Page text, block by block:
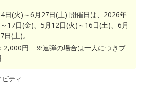
日(火)～6月27日(土) 開催日は、2026年
17日(金)、5月12日(火)～16日(土)、6月
(土)。
2,000円 ※連弾の場合は一人につきプ
ティ